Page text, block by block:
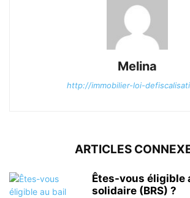
Melina
http://immobilier-loi-
ARTICLES
Êtes-vous éligible
solidaire (BRS) ?